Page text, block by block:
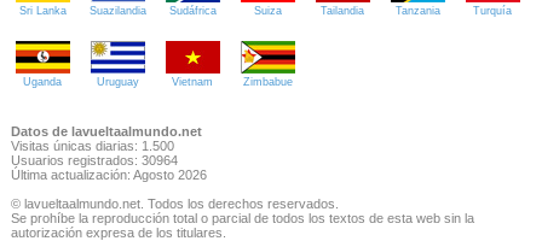
Sri Lanka Suazilandia Sudáfrica Suiza Tailandia Tanzania Turquía
Uganda Uruguay Vietnam Zimbabue
Datos de lavueltaalmundo.net
Visitas únicas diarias: 1.500
Usuarios registrados: 30964
Última actualización: Agosto 2026
© lavueltaalmundo.net. Todos los derechos reservados.
Se prohíbe la reproducción total o parcial de todos los textos de esta web sin la
autorización expresa de los titulares.